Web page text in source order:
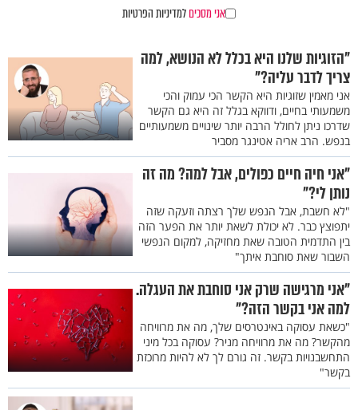
אני מסכיםלמדיניות הפרטיות
"הזוגיות שלנו היא בכלל לא הנושא, למה
צריך לדבר עליה?"
אני מאמין שזוגיות היא הקשר הכי עמוק והכי
משמעותי בחיים, ודווקא בגלל זה היא גם הקשר
שדרכו ניתן לחולל הרבה יותר שינויים משמעותיים
בנפש. הרב אריה אטינגר מסביר
"אני חיה חיים כפולים, אבל למה? מה זה
נותן לי?"
"לא חשבת, אבל הנפש שלך רצתה וזעקה שזה
יתפוצץ כבר. לא יכולת לשאת יותר את הפער הזה
בין התדמית הטובה שאת מחזיקה, למקום הנפשי
השבור שאת סוחבת איתך"
"אני מרגישה שרק אני סוחבת את העגלה.
למה אני בקשר הזה?"
"כשאת עסוקה באינטרסים שלך, מה את מרוויחה
מהקשר? מה את מרוויחה מניר? עסוקה בכל מיני
התחשבנויות בקשר. זה גורם לך לא להיות מרוכזת
בקשר"